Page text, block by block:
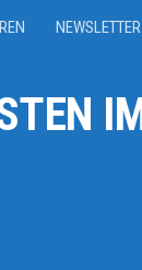
NEWSLETTER